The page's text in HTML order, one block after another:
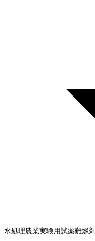
水処理農業実験用試薬難燃剤